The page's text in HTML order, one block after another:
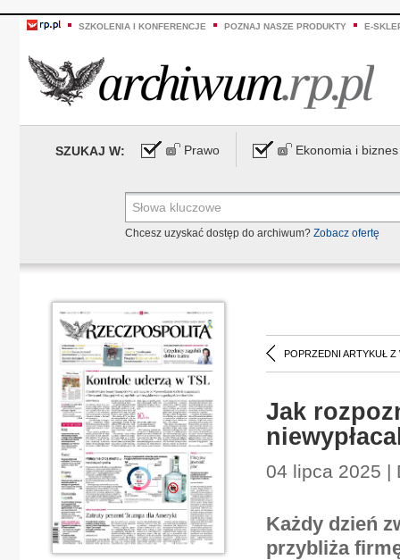
SZKOLENIA I KONFERENCJE POZNAJ NASZE PRODUKTY E-
SZUKAJ W: Prawo Ekonomia i biznes
Chcesz uzyskać dostęp do archiwum? Zobacz ofertę
POPRZEDNI ARTYKUŁ Z
Jak
04 lipca 2025 |
Każdy dzień
przybliża